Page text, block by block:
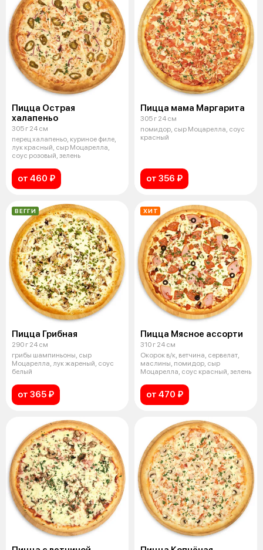
Пицца Острая
халапеньо
305 г 24 см
перец халапеньо, куриное филе,
лук красный, сыр Моцарелла,
соус розовый, зелень
от 460 ₽
Пицца мама Маргарита
305 г 24 см
помидор, сыр Моцарелла, соус
красный
от 356 ₽
ВЕГГИ
Пицца Грибная
290 г 24 см
грибы шампиньоны, сыр
Моцарелла, лук жареный, соус
белый
от 365 ₽
ХИТ
Пицца Мясное ассорти
310 г 24 см
Окорок в/к, ветчина, сервелат,
маслины, помидор, сыр
Моцарелла, соус красный, зелень
от 470 ₽